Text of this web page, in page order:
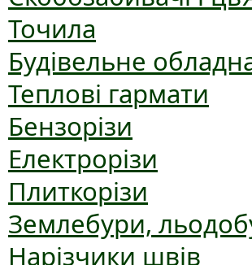
Точила
Будівельне
Теплові гармати
Бензорізи
Електрорізи
Плиткорізи
Землебури,
Нарізчики швів